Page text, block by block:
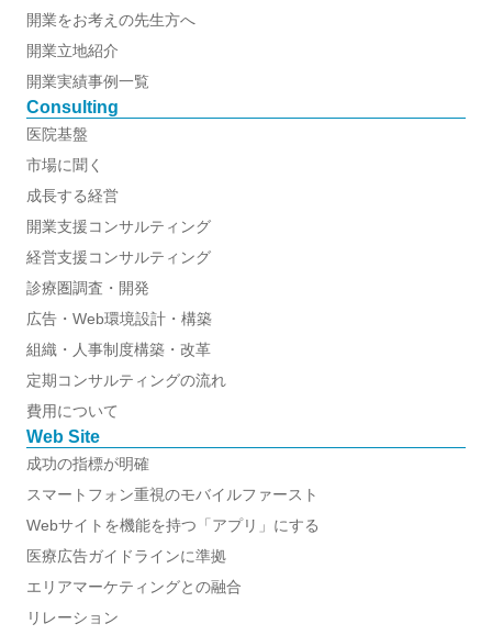
開業をお考えの先生方へ
開業立地紹介
開業実績事例一覧
Consulting
医院基盤
市場に聞く
成長する経営
開業支援コンサルティング
経営支援コンサルティング
診療圏調査・開発
広告・Web環境設計・構築
組織・人事制度構築・改革
定期コンサルティングの流れ
費用について
Web Site
成功の指標が明確
スマートフォン重視のモバイルファースト
Webサイトを機能を持つ「アプリ」にする
医療広告ガイドラインに準拠
エリアマーケティングとの融合
リレーション